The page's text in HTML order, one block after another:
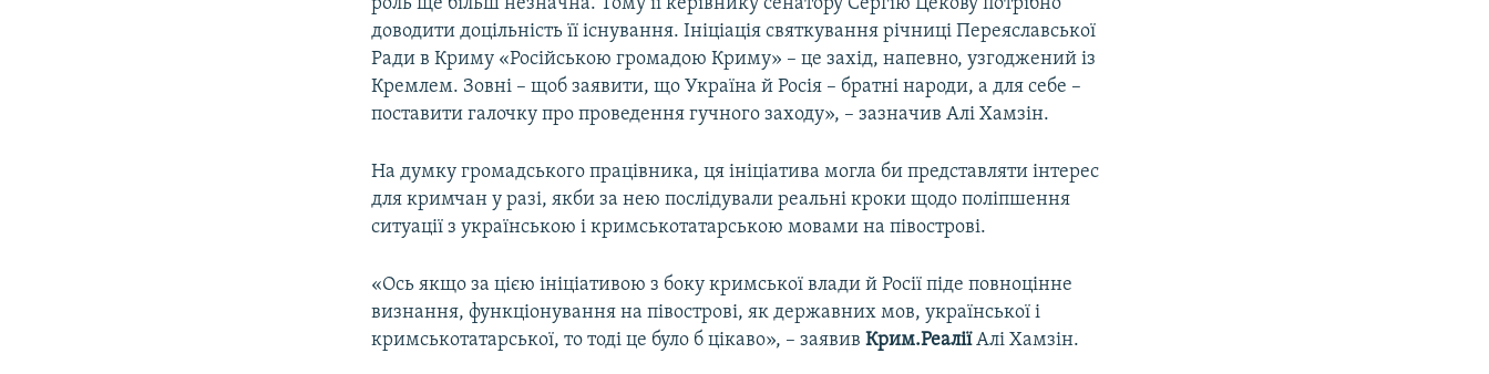
доводити доцільність її існування. Ініціація святкування річниці Переяславської
Ради в Криму «Російською громадою Криму» – це захід, напевно, узгоджений із
Кремлем. Зовні – щоб заявити, що Україна й Росія – братні народи, а для себе –
поставити галочку про проведення гучного заходу», – зазначив Алі Хамзін.
На думку громадського працівника, ця ініціатива могла би представляти інтерес
для кримчан у разі, якби за нею послідували реальні кроки щодо поліпшення
ситуації з українською і кримськотатарською мовами на півострові.
«Ось якщо за цією ініціативою з боку кримської влади й Росії піде повноцінне
визнання, функціонування на півострові, як державних мов, української і
кримськотатарської, то тоді це було б цікаво», – заявивКрим.РеаліїАлі Хамзін.